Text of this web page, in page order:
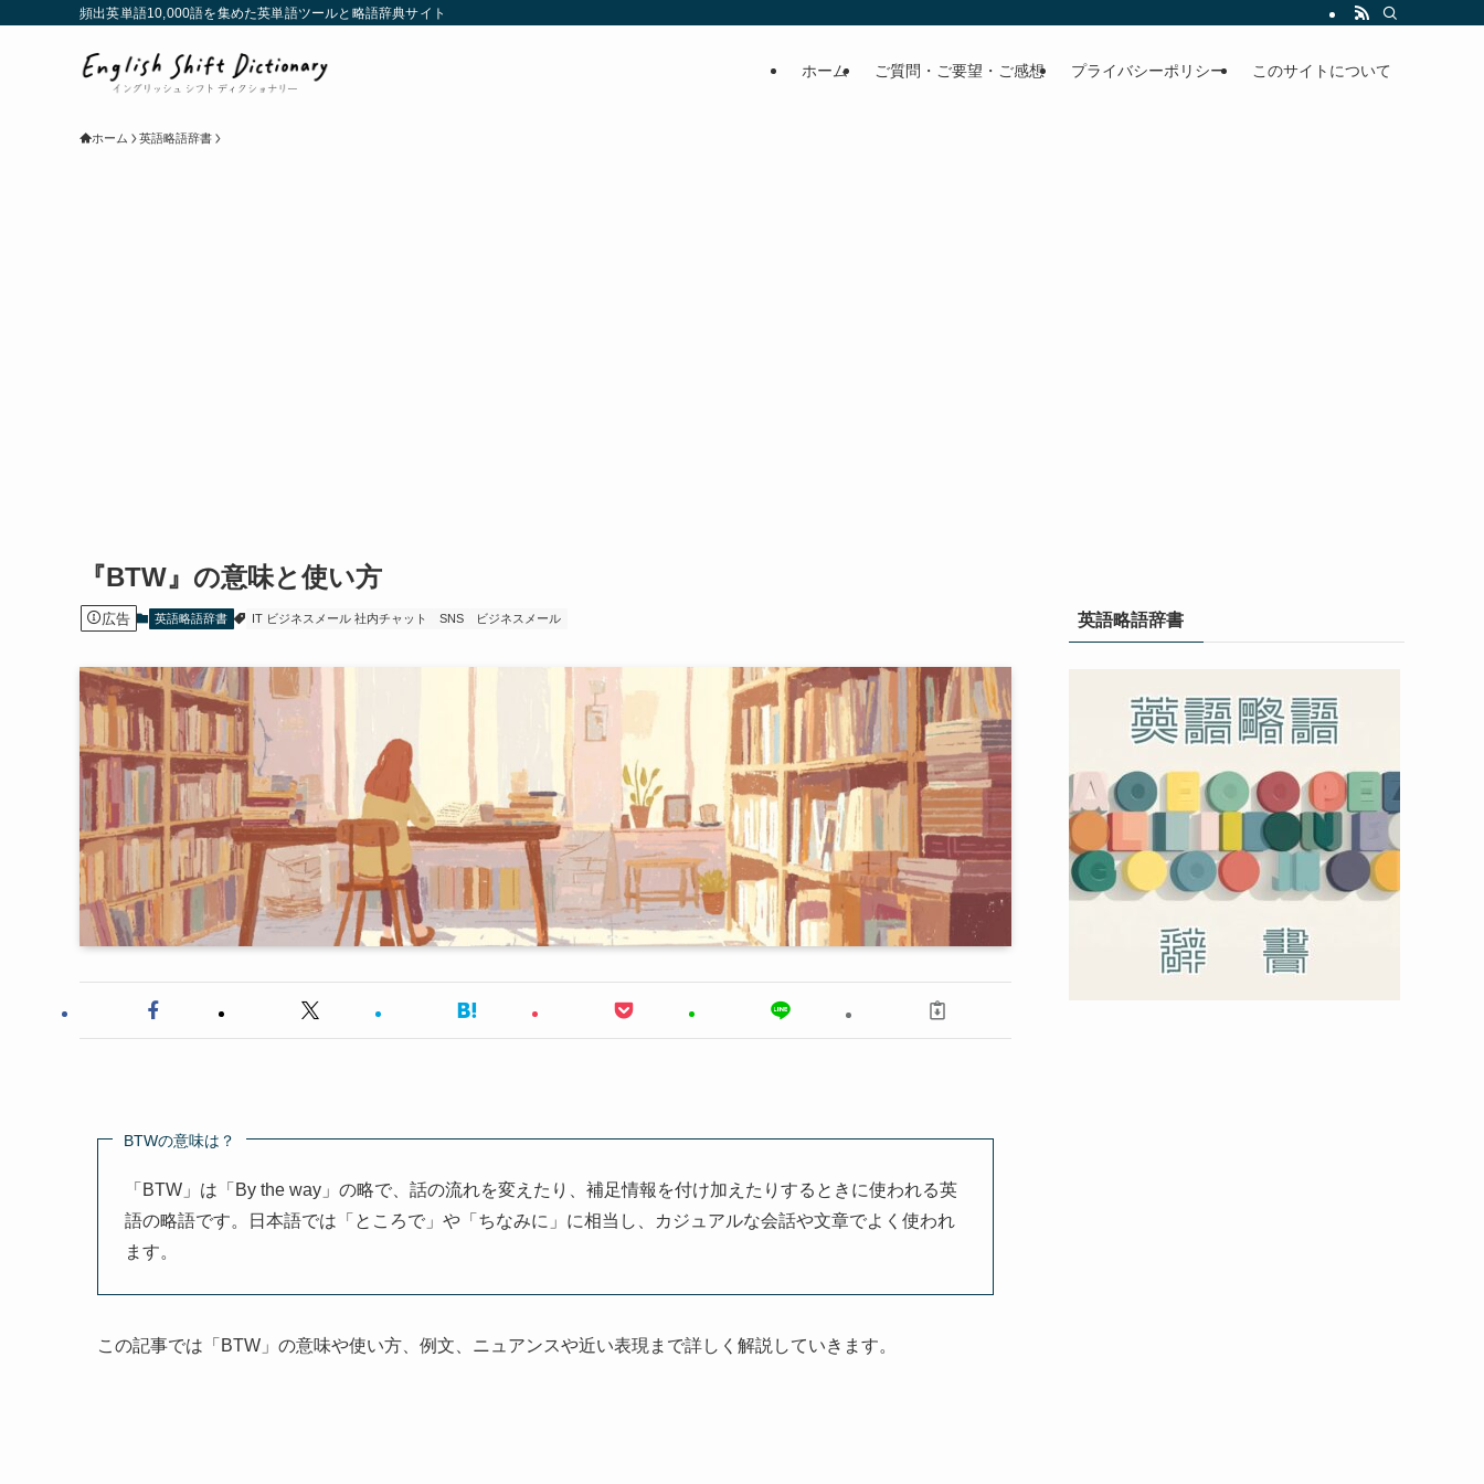
頻出英単語10,000語を集めた英単語ツールと略語辞典サイト
ホーム ご質問・ご要望・ご感想 プライバシーポリシー このサイトについて
ホーム 英語略語辞書
『BTW』の意味と使い方
広告 英語略語辞書 IT ビジネスメール 社内チャット SNS ビジネスメール
BTWの意味は？
「BTW」は「By the way」の略で、話の流れを変えたり、補足情報を付け加えたりするときに使われる英
語の略語です。日本語では「ところで」や「ちなみに」に相当し、カジュアルな会話や文章でよく使われ
ます。
この記事では「BTW」の意味や使い方、例文、ニュアンスや近い表現まで詳しく解説していきます。
英語略語辞書